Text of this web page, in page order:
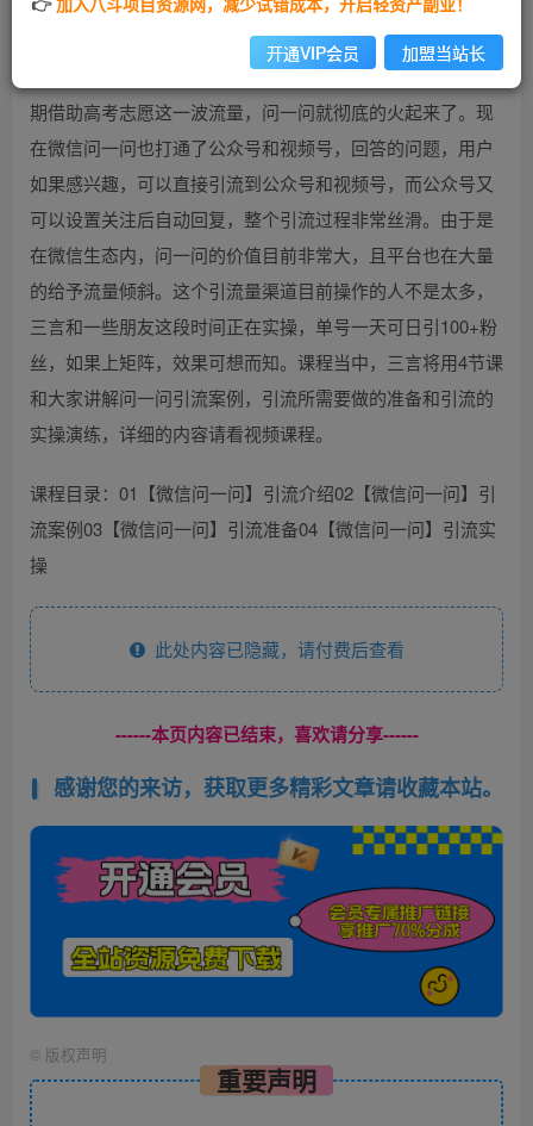
最近在实操一个新的引流入口，就是微信问一问。微信问一
问是今年3月份，腾讯新推出来一个对标知乎的问答平台，前
期借助高考志愿这一波流量，问一问就彻底的火起来了。现
在微信问一问也打通了公众号和视频号，回答的问题，用户
如果感兴趣，可以直接引流到公众号和视频号，而公众号又
可以设置关注后自动回复，整个引流过程非常丝滑。由于是
在微信生态内，问一问的价值目前非常大，且平台也在大量
的给予流量倾斜。这个引流量渠道目前操作的人不是太多，
三言和一些朋友这段时间正在实操，单号一天可日引100+粉
丝，如果上矩阵，效果可想而知。课程当中，三言将用4节课
和大家讲解问一问引流案例，引流所需要做的准备和引流的
实操演练，详细的内容请看视频课程。
课程目录：01【微信问一问】引流介绍02【微信问一问】引
流案例03【微信问一问】引流准备04【微信问一问】引流实
操
此处内容已隐藏，请付费后查看
------本页内容已结束，喜欢请分享------
感谢您的来访，获取更多精彩文章请收藏本站。
© 版权声明
重要声明
开通VIP会员 加盟当站长